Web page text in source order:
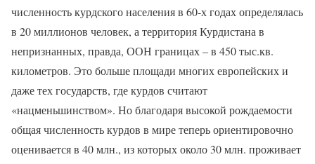
численность курдского населения в 60-х годах определялась
в 20 миллионов человек, а территория Курдистана в
непризнанных, правда, ООН границах – в 450 тыс.кв.
километров. Это больше площади многих европейских и
даже тех государств, где курдов считают
«нацменьшинством». Но благодаря высокой рождаемости
общая численность курдов в мире теперь ориентировочно
оценивается в 40 млн., из которых около 30 млн. проживает